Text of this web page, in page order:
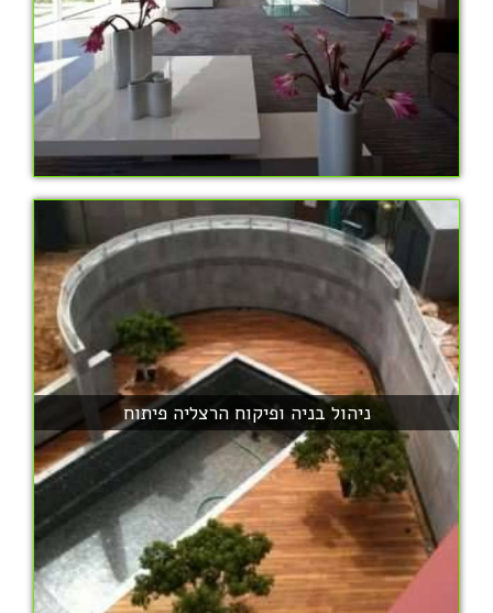
ניהול בניה ופיקוח הרצליה פיתוח